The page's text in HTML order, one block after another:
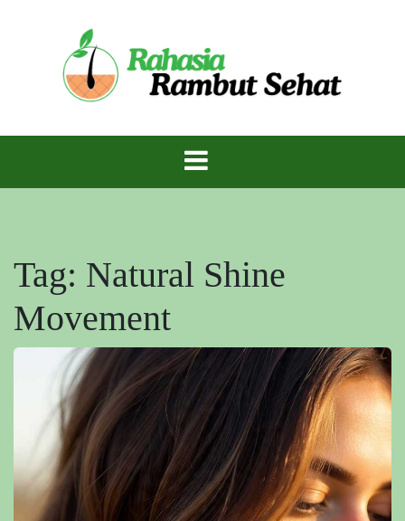
Rambut Sehat
Indah Alami!
Tag: Natural Shine
Movement